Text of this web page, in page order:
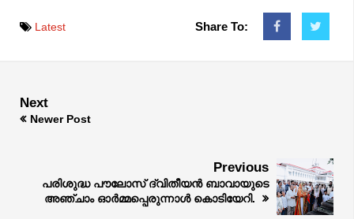
Latest Share To:
Next
Newer Post
Previous
പരിശുദ്ധ പൗലോസ് ദ്വിതീയൻ ബാവായുടെ
അഞ്ചാം ഓർമ്മപ്പെരുന്നാൾ കൊടിയേറി.